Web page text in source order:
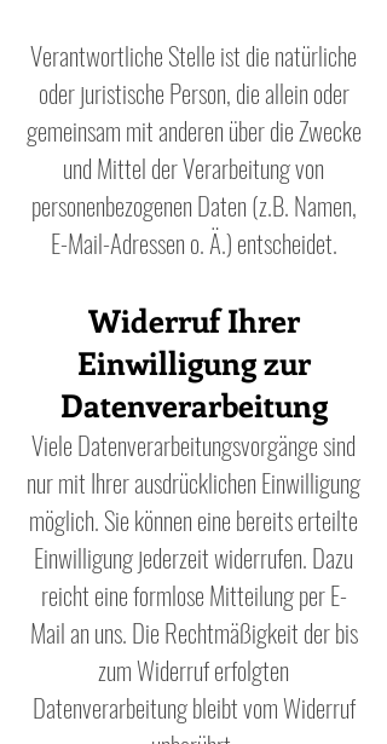
Verantwortliche Stelle ist die natürliche
oder juristische Person, die allein oder
gemeinsam mit anderen über die Zwecke
und Mittel der Verarbeitung von
personenbezogenen Daten (z.B. Namen,
E-Mail-Adressen o. Ä.) entscheidet.
Widerruf Ihrer
Einwilligung zur
Datenverarbeitung
Viele Datenverarbeitungsvorgänge sind
nur mit Ihrer ausdrücklichen Einwilligung
möglich. Sie können eine bereits erteilte
Einwilligung jederzeit widerrufen. Dazu
reicht eine formlose Mitteilung per E-
Mail an uns. Die Rechtmäßigkeit der bis
zum Widerruf erfolgten
Datenverarbeitung bleibt vom Widerruf